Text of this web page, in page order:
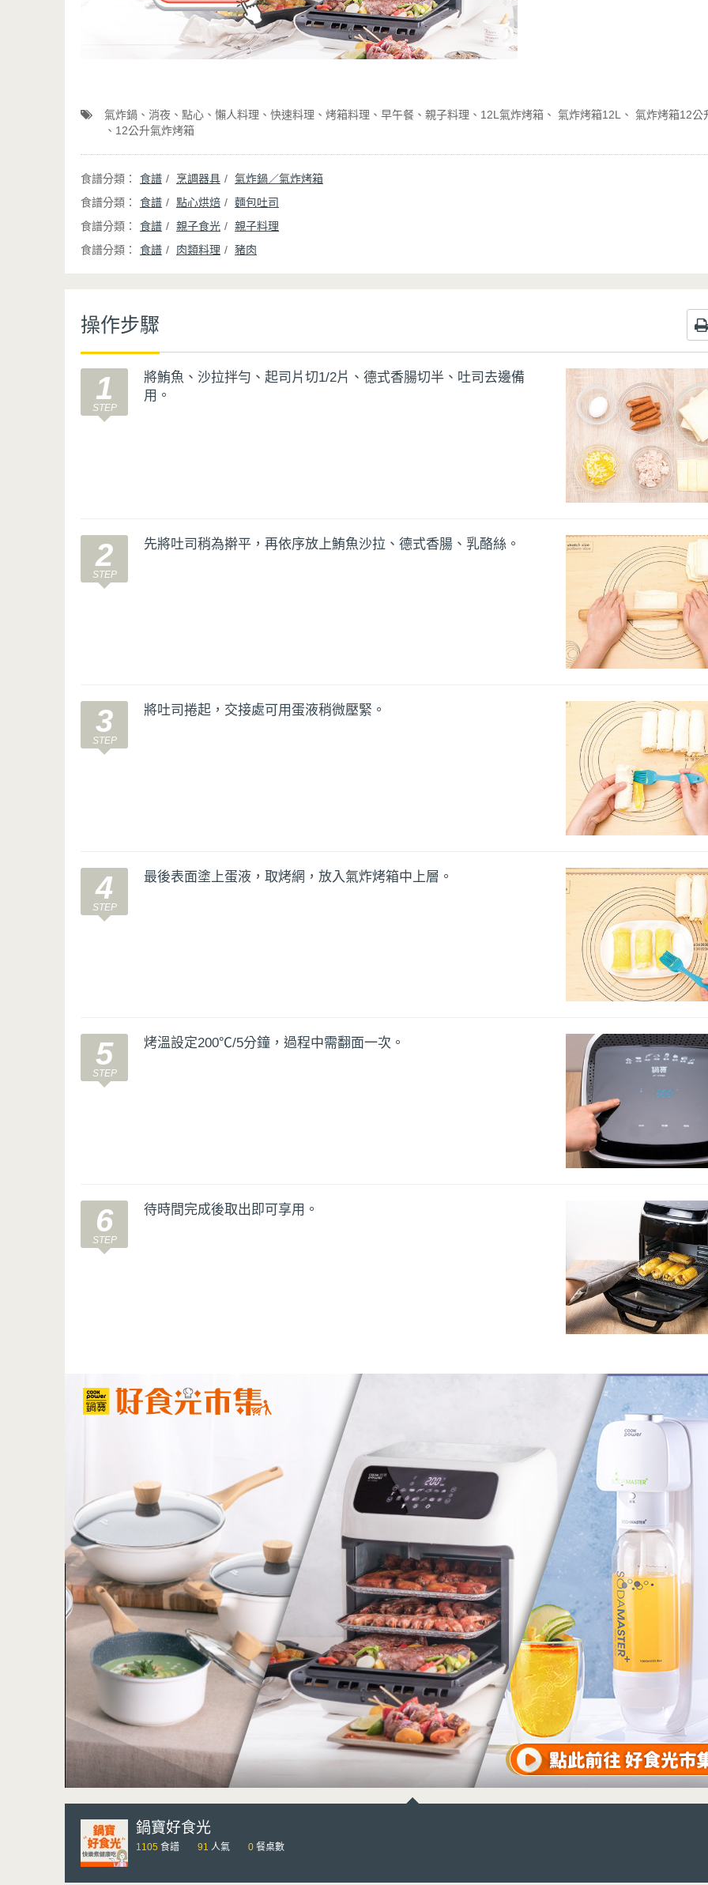
氣炸鍋 消夜 點心 懶人料理 快速料理 烤箱料理 早午餐 親子料理 12L氣炸烤箱 氣炸烤箱12L
氣炸烤箱12公
12公升氣炸烤箱
食譜 烹調器具
氣炸鍋／氣炸烤箱
食譜
點心烘焙
麵包吐司
食譜
親子食光
親子料理
食譜
肉類料理 豬肉
操作步驟
1
將鮪魚、沙拉拌勻、起司片切1/2片、德式香腸切半、吐司去邊備
用。
2 先將吐司稍為擀平，再依序放上鮪魚沙拉、德式香腸、乳酪絲。
3 將吐司捲起，交接處可用蛋液稍微壓緊。
4 最後表面塗上蛋液，取烤網，放入氣炸烤箱中上層。
5 烤溫設定200℃/5分鐘，過程中需翻面一次。
6 待時間完成後取出即可享用。
鍋寶好食光
1105 食譜 91 人氣 0 餐桌數